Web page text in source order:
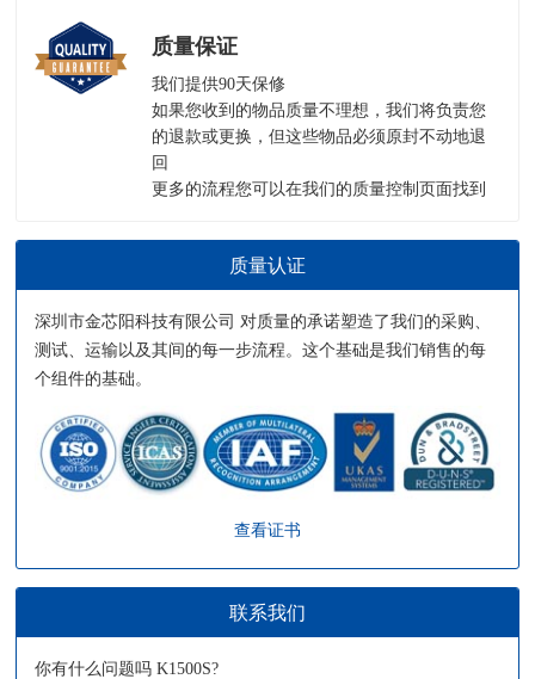
质量保证
我们提供90天保修
如果您收到的物品质量不理想，我们将负责您
的退款或更换，但这些物品必须原封不动地退
回
更多的流程您可以在我们的质量控制页面找到
质量认证
深圳市金芯阳科技有限公司 对质量的承诺塑造了我们的采购、
测试、运输以及其间的每一步流程。这个基础是我们销售的每
个组件的基础。
查看证书
联系我们
你有什么问题吗 K1500S?